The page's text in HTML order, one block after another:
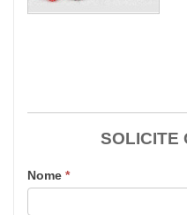
SOLICITE
Nome *